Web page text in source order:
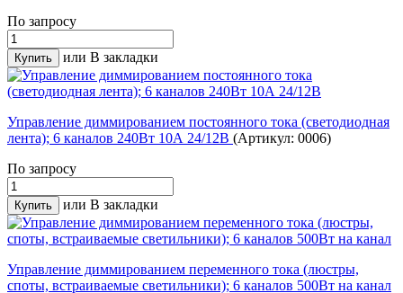
По запросу
или В закладки
Управление диммированием постоянного тока (светодиодная
лента); 6 каналов 240Вт 10А 24/12В (Артикул: 0006)
По запросу
или В закладки
Управление диммированием переменного тока (люстры,
споты, встраиваемые светильники); 6 каналов 500Вт на канал